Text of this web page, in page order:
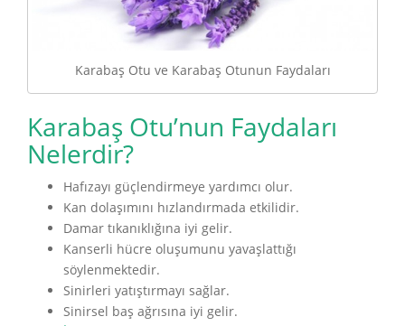
Karabaş Otu ve Karabaş Otunun Faydaları
Karabaş Otu’nun Faydaları
Nelerdir?
Hafızayı güçlendirmeye yardımcı olur.
Kan dolaşımını hızlandırmada etkilidir.
Damar tıkanıklığına iyi gelir.
Kanserli hücre oluşumunu yavaşlattığı
söylenmektedir.
Sinirleri yatıştırmayı sağlar.
Sinirsel baş ağrısına iyi gelir.